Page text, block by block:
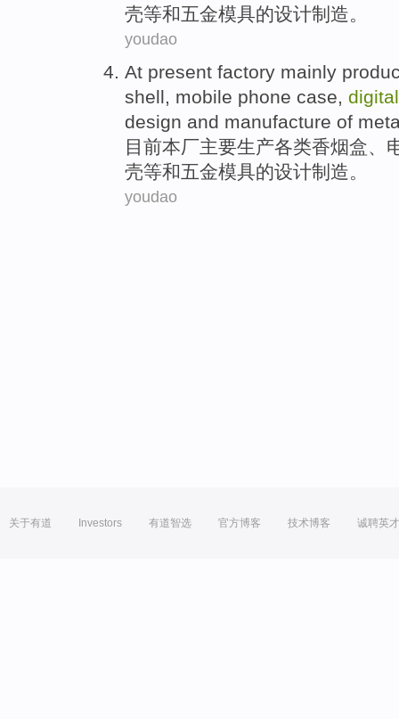
壳等和五金模具的设计制造 。
youdao
At present factory mainly
shell, mobile phone case, digital
design and manufacture of
目前本厂主要生产各类香烟盒、
壳等和五金模具的设计制造。
youdao
关于有道 Investors 有道智选 官方博客 技术博客 诚聘英才